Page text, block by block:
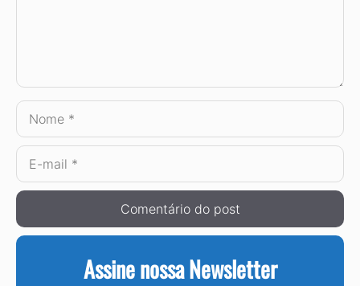
Nome
E-
mail
Assine nossa Newsletter